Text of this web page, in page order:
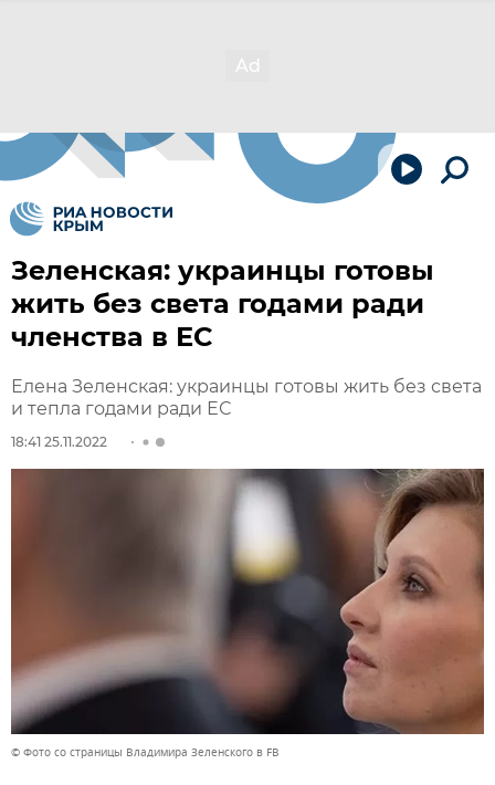
Зеленская: украинцы готовы
жить без света годами ради
членства в ЕС
Елена Зеленская: украинцы готовы жить без света
и тепла годами ради ЕС
18:41 25.11.2022
© Фото со страницы Владимира Зеленского в FB